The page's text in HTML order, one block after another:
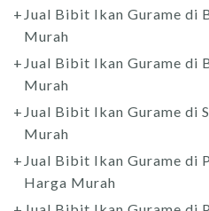
Jual Bibit Ikan Gurame di
Murah
Jual Bibit Ikan Gurame di
Murah
Jual Bibit Ikan Gurame di
Murah
Jual Bibit Ikan Gurame di
Harga Murah